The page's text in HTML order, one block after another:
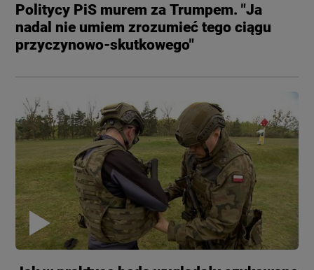
Politycy PiS murem za Trumpem. "Ja
nadal nie umiem zrozumieć tego ciągu
przyczynowo-skutkowego"